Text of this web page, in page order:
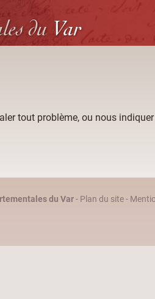
du Var
tout problème, ou nous
du Var- Plan du site-